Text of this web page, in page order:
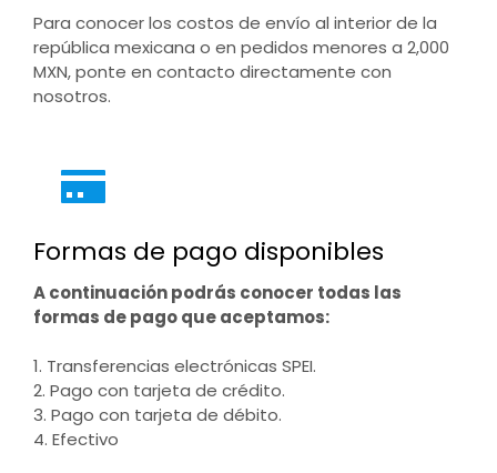
Para conocer los costos de envío al interior de la
república mexicana o en pedidos menores a 2,000
MXN, ponte en contacto directamente con
nosotros.
Formas de pago disponibles
A continuación podrás conocer todas las
formas de pago que aceptamos:
1. Transferencias electrónicas SPEI.
2. Pago con tarjeta de crédito.
3. Pago con tarjeta de débito.
4. Efectivo